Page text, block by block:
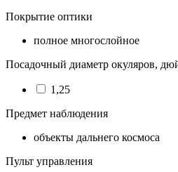
Покрытие оптики
полное многослойное
Посадочный диаметр окуляров,
1,25
Предмет наблюдения
объекты дальнего космоса
Пульт управления